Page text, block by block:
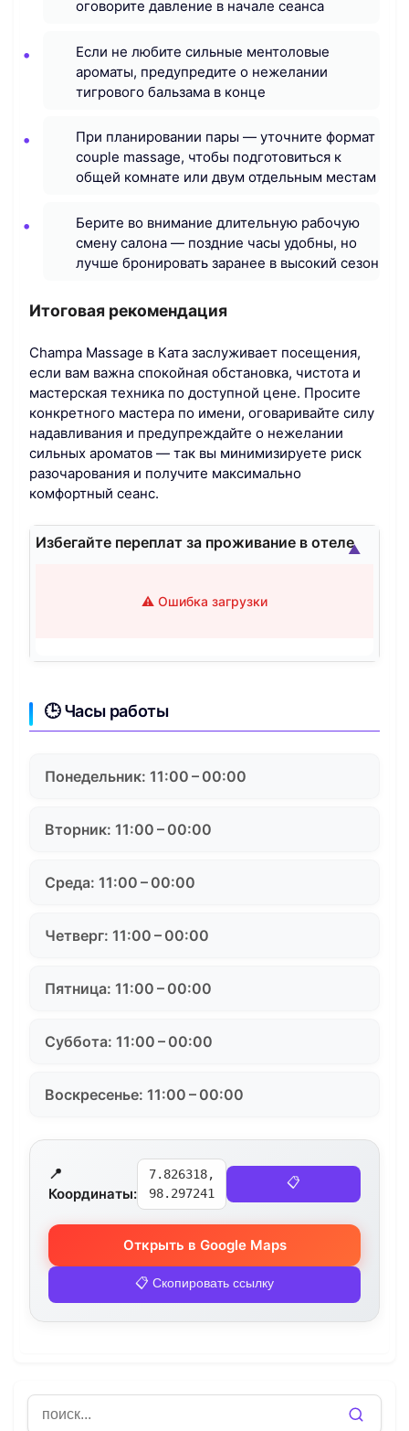
оговорите давление в начале сеанса
Если не любите сильные ментоловые
ароматы, предупредите о нежелании
тигрового бальзама в конце
При планировании пары — уточните формат
couple massage, чтобы подготовиться к
общей комнате или двум отдельным местам
Берите во внимание длительную рабочую
смену салона — поздние часы удобны, но
лучше бронировать заранее в высокий сезон
Итоговая рекомендация
Champa Massage в Ката заслуживает посещения,
если вам важна спокойная обстановка, чистота и
мастерская техника по доступной цене. Просите
конкретного мастера по имени, оговаривайте силу
надавливания и предупреждайте о нежелании
сильных ароматов — так вы минимизируете риск
разочарования и получите максимально
комфортный сеанс.
Избегайте переплат за проживание в отеле
⚠️ Ошибка загрузки
▲
🕒 Часы работы
Понедельник: 11:00 – 00:00
Вторник: 11:00 – 00:00
Среда: 11:00 – 00:00
Четверг: 11:00 – 00:00
Пятница: 11:00 – 00:00
Суббота: 11:00 – 00:00
Воскресенье: 11:00 – 00:00
📍
Координаты:
7.826318,
98.297241
📋
Открыть в Google Maps
📋 Скопировать ссылку